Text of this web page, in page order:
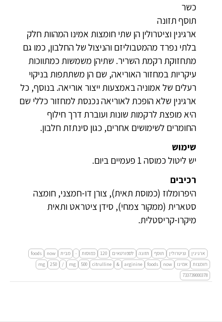
כשר
תוסף תזונה
ארגינין וציטרולין הן שתי חומצות אמינו המהוות חלק
בלתי נפרד מהמטבוליזם והניצול של החלבון, כמו גם
מתחזוקת רקמת השריר. שתיהן משמשות כמתווכות
עיקריות במחזור האוריאה, שם הן משתתפות בניקוי
רעלים של אמוניה באמצעות ייצור אוריאה. בנוסף, כל
ארגינין שלא הופכת לאוריאה נכנסת למחזור כללי שם
היא מופצת לרקמות שונות ועוברת דרך חילוף
החומרים לשימושים אחרים, כגון סינתזת חלבון.
שימוש
יש ליטול כמוסה 1 פעמיים ביום.
רכיבים
היפרומלוז (כמוסת תאית), צורן דו-חמצני, חומצה
סטארית (ממקור צמחי), סידן ציטראט ותאית
מיקרו-קריסטלית.
ארגינין וציטרולין תוסף תזונה לספורטאים 120 כמוסות - מבית now
foods
חומצות
אמינו now
foods
arginine
&
citrulline
500
mg
/
250
mg
733739000378